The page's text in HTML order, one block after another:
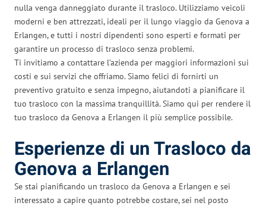
nulla venga danneggiato durante il trasloco. Utilizziamo veicoli
moderni e ben attrezzati, ideali per il lungo viaggio da Genova a
Erlangen, e tutti i nostri dipendenti sono esperti e formati per
garantire un processo di trasloco senza problemi.
Ti invitiamo a contattare l’azienda per maggiori informazioni sui
costi e sui servizi che offriamo. Siamo felici di fornirti un
preventivo gratuito e senza impegno, aiutandoti a pianificare il
tuo trasloco con la massima tranquillità. Siamo qui per rendere il
tuo trasloco da Genova a Erlangen il più semplice possibile.
Esperienze di un Trasloco da
Genova a Erlangen
Se stai pianificando un trasloco da Genova a Erlangen e sei
interessato a capire quanto potrebbe costare, sei nel posto